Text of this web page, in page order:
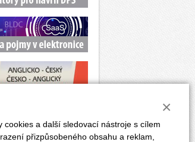
a další sledovací nástroje s cílem
přizpůsobeného obsahu a reklam,
×